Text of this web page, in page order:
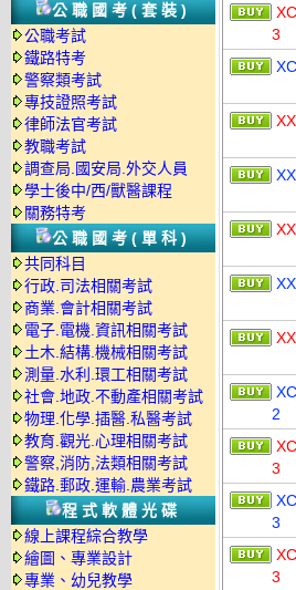
公職國考(套裝)
公職考試
鐵路特考
警察類考試
專技證照考試
律師法官考試
教職考試
調查局.國安局.外交人員
學士後中/西/獸醫課程
關務特考
公職國考(單科)
共同科目
行政.司法相關考試
商業.會計相關考試
電子.電機.資訊相關考試
土木.結構.機械相關考試
測量.水利.環工相關考試
社會.地政.不動產相關考試
物理.化學.插醫.私醫考試
教育.觀光.心理相關考試
警察,消防,法類相關考試
鐵路.郵政.運輸.農業考試
程式軟體光碟
線上課程綜合教學
繪圖、專業設計
專業、幼兒教學
3
2
3
3
3